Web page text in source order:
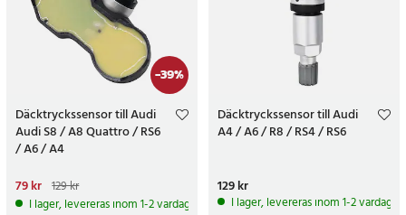
-39%
Däcktryckssensor till Audi
Audi S8 / A8 Quattro / RS6
/ A6 / A4
Nuvarande pris
pris:129 kr
79 kr 129 kr
I lager, levereras inom 1-2 vardagar
Däcktryckssensor till Audi
A4 / A6 / R8 / RS4 / RS6
Pris:129 kr
129 kr
I lager, levereras inom 1-2 vardagar